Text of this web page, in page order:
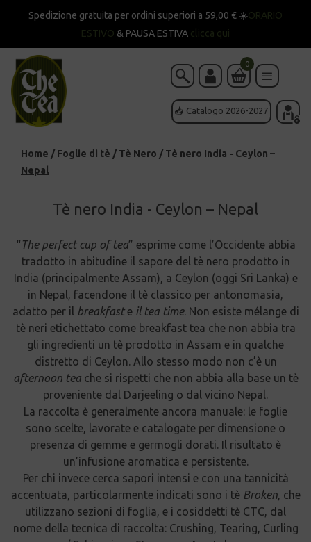
Spedizione gratuita per ordini superiori a 59,00 € ☀️ORARIO
ESTIVO & PAUSA ESTIVA clicca qui
📥 Catalogo 2026-2027
0
Home / Foglie di tè / Tè Nero / Tè nero India - Ceylon –
Nepal
Tè nero India - Ceylon – Nepal
“The perfect cup of tea” esprime come l’Occidente abbia
tradotto in abitudine il sapore del tè nero prodotto in
India (principalmente Assam), a Ceylon (oggi Sri Lanka) e
in Nepal, facendone il tè classico per antonomasia,
adatto per il
breakfaste il tea time. Non esiste mélange di
tè neri etichettato come breakfast tea che non abbia tra
gli ingredienti un tè prodotto in Assam e in qualche
distretto di Ceylon. Allo stesso modo non c’è un
afternoon teache si rispetti che non abbia alla base un tè
proveniente dal Darjeeling o dal vicino Nepal.
La raccolta è generalmente ancora manuale: le foglie
sono scelte, lavorate e catalogate per dimensione o
presenza di gemme e germogli dorati. Il risultato è
un’infusione aromatica e persistente.
Per chi invece cerca sapori intensi e con una tannicità
accentuata, particolarmente indicati sono i tè Broken, che
utilizzano sezioni di foglia, e i cosiddetti tè CTC, dal
nome della tecnica di raccolta: Crushing, Tearing, Curling